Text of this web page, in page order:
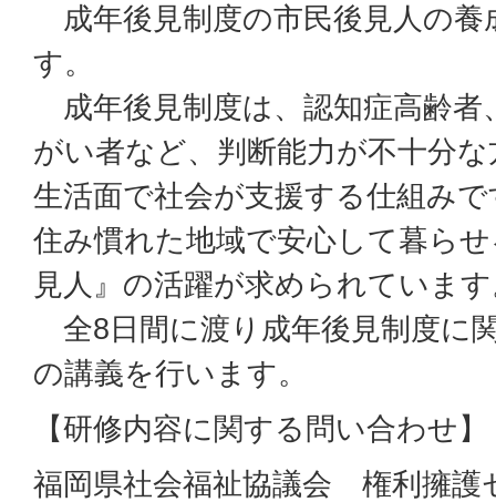
成年後見制度の市民後見人の養
す。
成年後見制度は、認知症高齢者
がい者など、判断能力が不十分
生活面で社会が支援する仕組み
住み慣れた地域で安心して暮ら
見人』の活躍が求められていま
全8日間に渡り成年後見制度に
の講義を行います。
【研修内容に関する問い合わせ】
福岡県社会福祉協議会 権利擁